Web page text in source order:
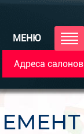
МЕНЮ
Адреса салонов